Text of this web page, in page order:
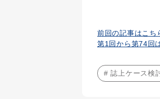
前回の記事はこち
第1回から第74回
# 誌上ケース検